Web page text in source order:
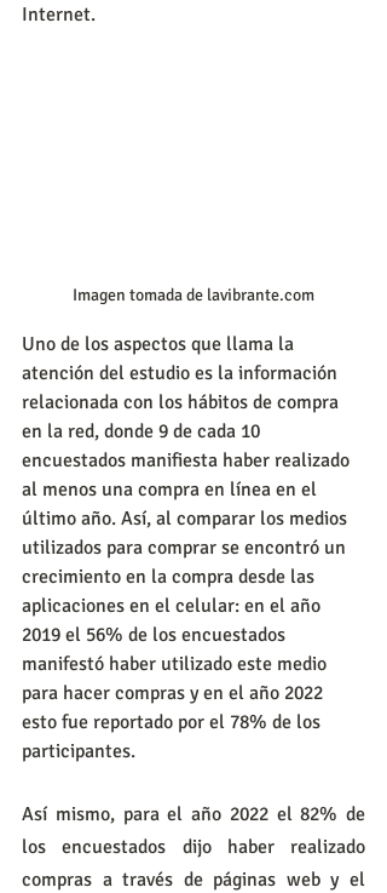
Internet.
Imagen tomada de lavibrante.com
Uno de los aspectos que llama la
atención del estudio es la información
relacionada con los hábitos de compra
en la red, donde 9 de cada 10
encuestados manifiesta haber realizado
al menos una compra en línea en el
último año. Así, al comparar los medios
utilizados para comprar se encontró un
crecimiento en la compra desde las
aplicaciones en el celular: en el año
2019 el 56% de los encuestados
manifestó haber utilizado este medio
para hacer compras y en el año 2022
esto fue reportado por el 78% de los
participantes.
Así mismo, para el año 2022 el 82% de
los encuestados dijo haber realizado
compras a través de páginas web y el